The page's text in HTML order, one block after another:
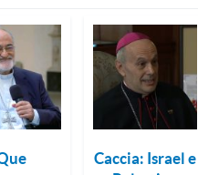
Caccia: Israel e